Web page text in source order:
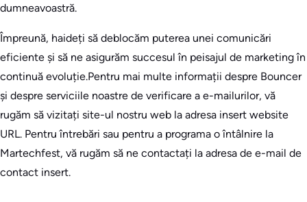
dumneavoastră.
Împreună, haideți să deblocăm puterea unei comunicări
eficiente și să ne asigurăm succesul în peisajul de marketing în
continuă evoluție.Pentru mai multe informații despre Bouncer
și despre serviciile noastre de verificare a e-mailurilor, vă
rugăm să vizitați site-ul nostru web la adresa insert website
URL. Pentru întrebări sau pentru a programa o întâlnire la
Martechfest, vă rugăm să ne contactați la adresa de e-mail de
contact insert.